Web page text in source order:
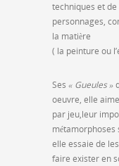
techniques et de
personnages,
la matière
( la peinture ou
Ses « Gueules »
oeuvre, elle aime
par jeu,leur
métamorphoses
elle essaie de
faire exister en